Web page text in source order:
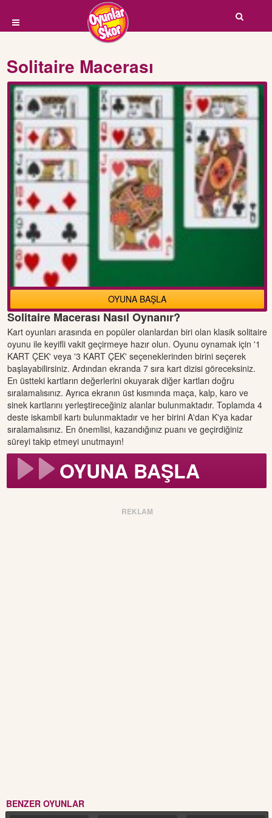
Solitaire Macerası
OYUNA BAŞLA
Solitaire Macerası Nasıl Oynanır?
Kart oyunları arasında en popüler olanlardan biri olan klasik solitaire
oyunu ile keyifli vakit geçirmeye hazır olun. Oyunu oynamak için '1
KART ÇEK' veya '3 KART ÇEK' seçeneklerinden birini seçerek
başlayabilirsiniz. Ardından ekranda 7 sıra kart dizisi göreceksiniz.
En üstteki kartların değerlerini okuyarak diğer kartları doğru
sıralamalısınız. Ayrıca ekranın üst kısmında maça, kalp, karo ve
sinek kartlarını yerleştireceğiniz alanlar bulunmaktadır. Toplamda 4
deste iskambil kartı bulunmaktadır ve her birini A'dan K'ya kadar
sıralamalısınız. En önemlisi, kazandığınız puanı ve geçirdiğiniz
süreyi takip etmeyi unutmayın!
OYUNA BAŞLA
REKLAM
BENZER OYUNLAR